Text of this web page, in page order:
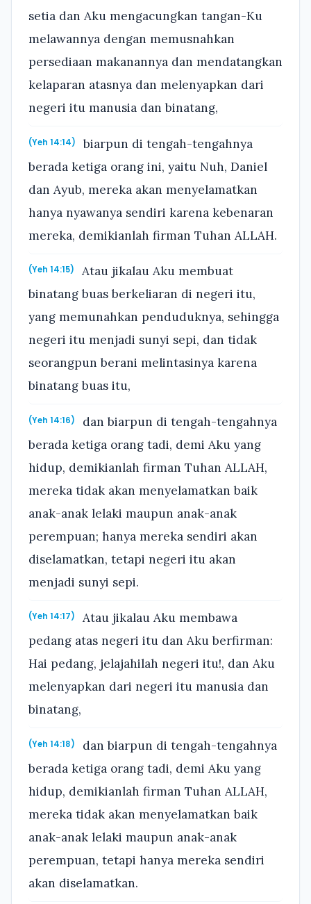
setia dan Aku mengacungkan tangan-Ku
melawannya dengan memusnahkan
persediaan makanannya dan mendatangkan
kelaparan atasnya dan melenyapkan dari
negeri itu manusia dan binatang,
(Yeh 14:14)
biarpun di tengah-tengahnya
berada ketiga orang ini, yaitu Nuh, Daniel
dan Ayub, mereka akan menyelamatkan
hanya nyawanya sendiri karena kebenaran
mereka, demikianlah firman Tuhan ALLAH.
(Yeh 14:15)
Atau jikalau Aku membuat
binatang buas berkeliaran di negeri itu,
yang memunahkan penduduknya, sehingga
negeri itu menjadi sunyi sepi, dan tidak
seorangpun berani melintasinya karena
binatang buas itu,
(Yeh 14:16)
dan biarpun di tengah-tengahnya
berada ketiga orang tadi, demi Aku yang
hidup, demikianlah firman Tuhan ALLAH,
mereka tidak akan menyelamatkan baik
anak-anak lelaki maupun anak-anak
perempuan; hanya mereka sendiri akan
diselamatkan, tetapi negeri itu akan
menjadi sunyi sepi.
(Yeh 14:17)
Atau jikalau Aku membawa
pedang atas negeri itu dan Aku berfirman:
Hai pedang, jelajahilah negeri itu!, dan Aku
melenyapkan dari negeri itu manusia dan
binatang,
(Yeh 14:18)
dan biarpun di tengah-tengahnya
berada ketiga orang tadi, demi Aku yang
hidup, demikianlah firman Tuhan ALLAH,
mereka tidak akan menyelamatkan baik
anak-anak lelaki maupun anak-anak
perempuan, tetapi hanya mereka sendiri
akan diselamatkan.